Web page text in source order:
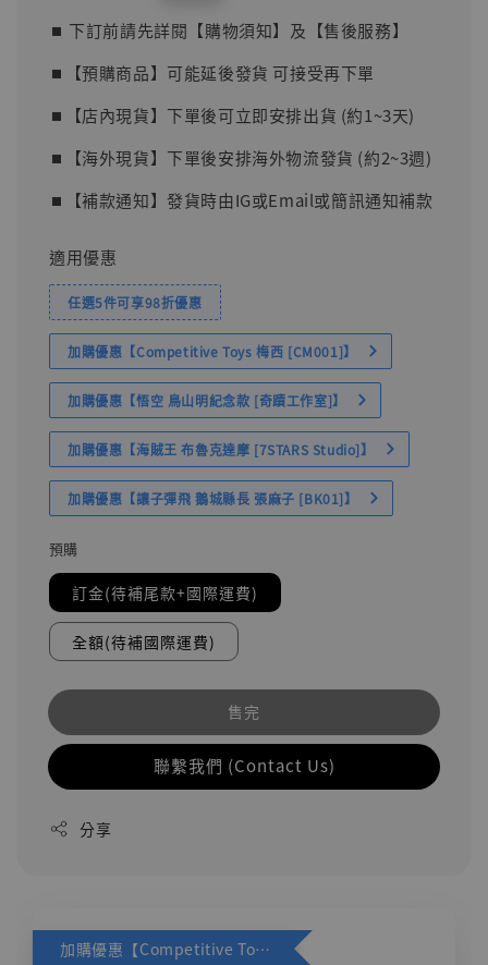
⏹︎ 下訂前請先詳閱【購物須知】及【售後服務】
⏹︎【預購商品】可能延後發貨 可接受再下單
⏹︎【店內現貨】下單後可立即安排出貨 (約1~3天)
⏹︎【海外現貨】下單後安排海外物流發貨 (約2~3週)
⏹︎【補款通知】發貨時由IG或Email或簡訊通知補款
適用優惠
任選5件可享98折優惠
加購優惠【Competitive Toys 梅西 [CM001]】
加購優惠【悟空 鳥山明紀念款 [奇蹟工作室]】
加購優惠【海賊王 布魯克達摩 [7STARS Studio]】
加購優惠【讓子彈飛 鵝城縣長 張麻子 [BK01]】
預購
訂金(待補尾款+國際運費)
全額(待補國際運費)
售完
聯繫我們 (Contact Us)
分享
加購優惠【Competitive Toys 梅西 [CM001]】